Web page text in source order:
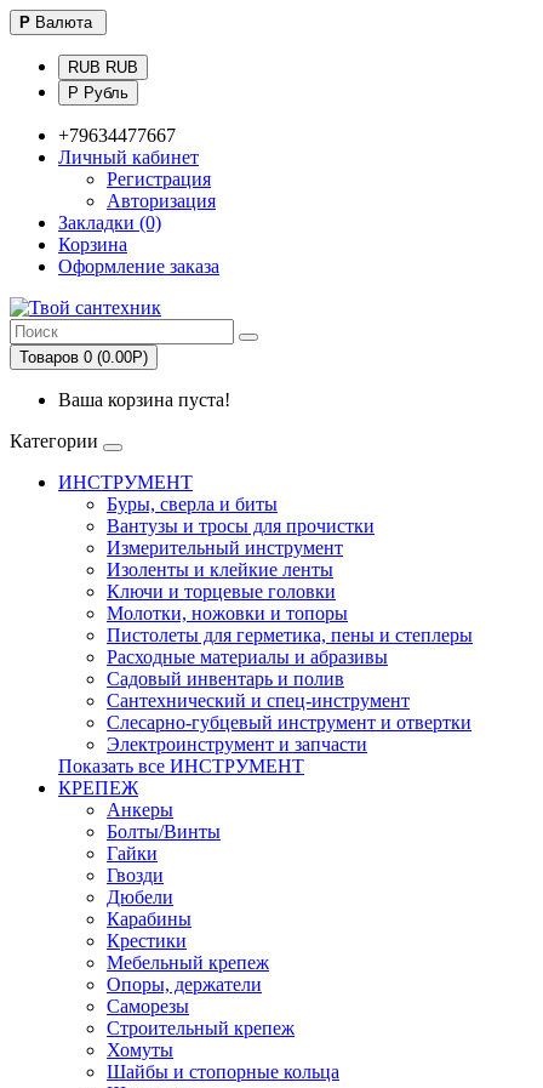
Р Валюта
RUB RUB
Р Рубль
+79634477667
Личный кабинет
Регистрация
Авторизация
Закладки (0)
Корзина
Оформление заказа
Товаров 0 (0.00Р)
Ваша корзина пуста!
Категории
ИНСТРУМЕНТ
Буры, сверла и биты
Вантузы и тросы для прочистки
Измерительный инструмент
Изоленты и клейкие ленты
Ключи и торцевые головки
Молотки, ножовки и топоры
Пистолеты для герметика, пены и степлеры
Расходные материалы и абразивы
Садовый инвентарь и полив
Сантехнический и спец-инструмент
Слесарно-губцевый инструмент и отвертки
Электроинструмент и запчасти
Показать все ИНСТРУМЕНТ
КРЕПЕЖ
Анкеры
Болты/Винты
Гайки
Гвозди
Дюбели
Карабины
Крестики
Мебельный крепеж
Опоры, держатели
Саморезы
Строительный крепеж
Хомуты
Шайбы и стопорные кольца